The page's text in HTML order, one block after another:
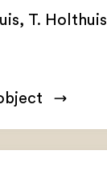
, T. Holthuis